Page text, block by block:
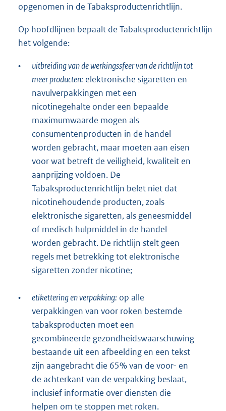
opgenomen in de Tabaksproductenrichtlijn.
Op hoofdlijnen bepaalt de Tabaksproductenrichtlijn
het volgende:
•
uitbreiding van de werkingssfeer van de richtlijn tot
meer producten: elektronische sigaretten en
navulverpakkingen met een
nicotinegehalte onder een bepaalde
maximumwaarde mogen als
consumentenproducten in de handel
worden gebracht, maar moeten aan eisen
voor wat betreft de veiligheid, kwaliteit en
aanprijzing voldoen. De
Tabaksproductenrichtlijn belet niet dat
nicotinehoudende producten, zoals
elektronische sigaretten, als geneesmiddel
of medisch hulpmiddel in de handel
worden gebracht. De richtlijn stelt geen
regels met betrekking tot elektronische
sigaretten zonder nicotine;
• etikettering en verpakking: op alle
verpakkingen van voor roken bestemde
tabaksproducten moet een
gecombineerde gezondheidswaarschuwing
bestaande uit een afbeelding en een tekst
zijn aangebracht die 65% van de voor- en
de achterkant van de verpakking beslaat,
inclusief informatie over diensten die
helpen om te stoppen met roken.